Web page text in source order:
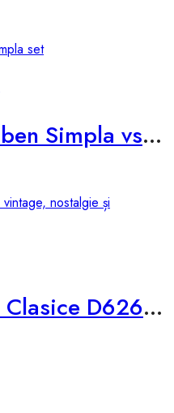
Verigheta Aur Galben Simpla vsp-3mm
Verighete Aur Alb Clasice D626-AA